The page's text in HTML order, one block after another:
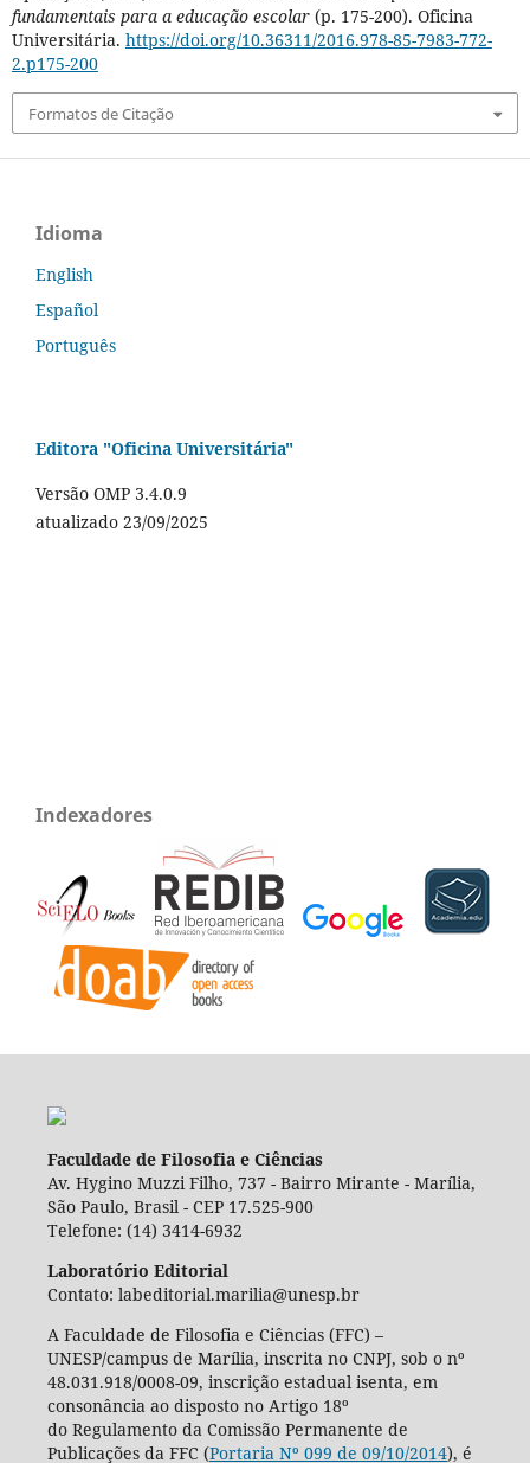
fundamentais para a educação escolar(p. 175-200). Oficina
Universitária. https://doi.org/10.36311/2016.978-85-7983-772-
2.p175-200
Formatos de Citação
Idioma
English
Español
Português
Editora "Oficina Universitária"
Versão OMP 3.4.0.9
atualizado 23/09/2025
Indexadores
Faculdade de Filosofia e Ciências
Av. Hygino Muzzi Filho, 737 - Bairro Mirante - Marília,
São Paulo, Brasil - CEP 17.525-900
Telefone: (14) 3414-6932
Laboratório Editorial
Contato: labeditorial.marilia@unesp.br
A Faculdade de Filosofia e Ciências (FFC) –
UNESP/campus de Marília, inscrita no CNPJ, sob o nº
48.031.918/0008-09, inscrição estadual isenta, em
consonância ao disposto no Artigo 18º
do Regulamento da Comissão Permanente de
Publicações da FFC (Portaria Nº 099 de 09/10/2014), é